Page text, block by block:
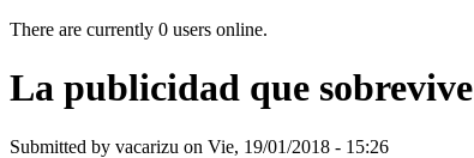
There are currently 0 users online.
La publicidad que sobrevive
Submitted by vacarizu on Vie, 19/01/2018 - 15:26